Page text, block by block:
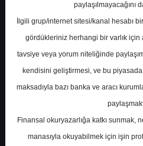
En Yüksek Tahmin
Ortalama Fiyat Tahmini
Ortalama Getiri Potansiyeli
paylaşılmayacağını
İlgili grup/internet sitesi/kanal hesabı
gördükleriniz herhangi bir varlık için
tavsiye veya yorum niteliğinde
kendisini geliştirmesi, ve bu piyasada
maksadıyla bazı banka ve aracı
Finansal okuryazarlığa katkı sunmak,
manasıyla okuyabilmek için işin